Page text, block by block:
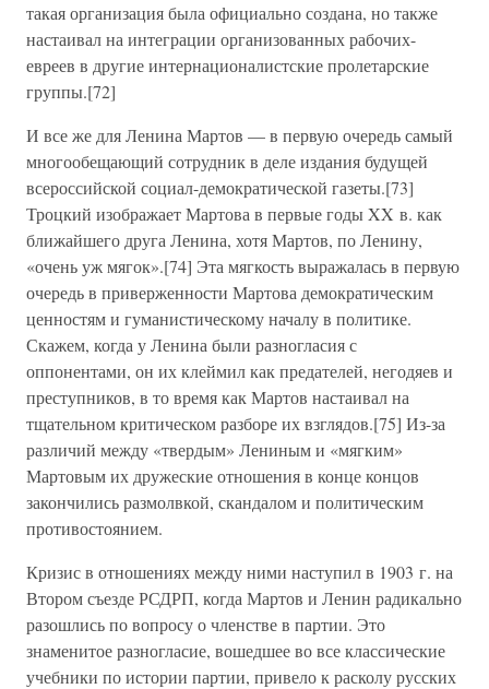
такая организация была официально создана, но также
настаивал на интеграции организованных рабочих-
евреев в другие интернационалистские пролетарские
группы.[72]
И все же для Ленина Мартов — в первую очередь самый
многообещающий сотрудник в деле издания будущей
всероссийской социал-демократической газеты.[73]
Троцкий изображает Мартова в первые годы XX в. как
ближайшего друга Ленина, хотя Мартов, по Ленину,
«очень уж мягок».[74] Эта мягкость выражалась в первую
очередь в приверженности Мартова демократическим
ценностям и гуманистическому началу в политике.
Скажем, когда у Ленина были разногласия с
оппонентами, он их клеймил как предателей, негодяев и
преступников, в то время как Мартов настаивал на
тщательном критическом разборе их взглядов.[75] Из-за
различий между «твердым» Лениным и «мягким»
Мартовым их дружеские отношения в конце концов
закончились размолвкой, скандалом и политическим
противостоянием.
Кризис в отношениях между ними наступил в 1903 г. на
Втором съезде РСДРП, когда Мартов и Ленин радикально
разошлись по вопросу о членстве в партии. Это
знаменитое разногласие, вошедшее во все классические
учебники по истории партии, привело к расколу русских